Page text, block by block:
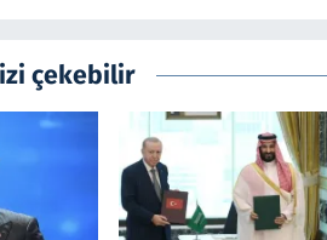
çekebilir